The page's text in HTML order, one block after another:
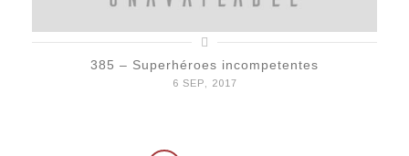
385 – Superhéroes incompetentes
6 SEP, 2017